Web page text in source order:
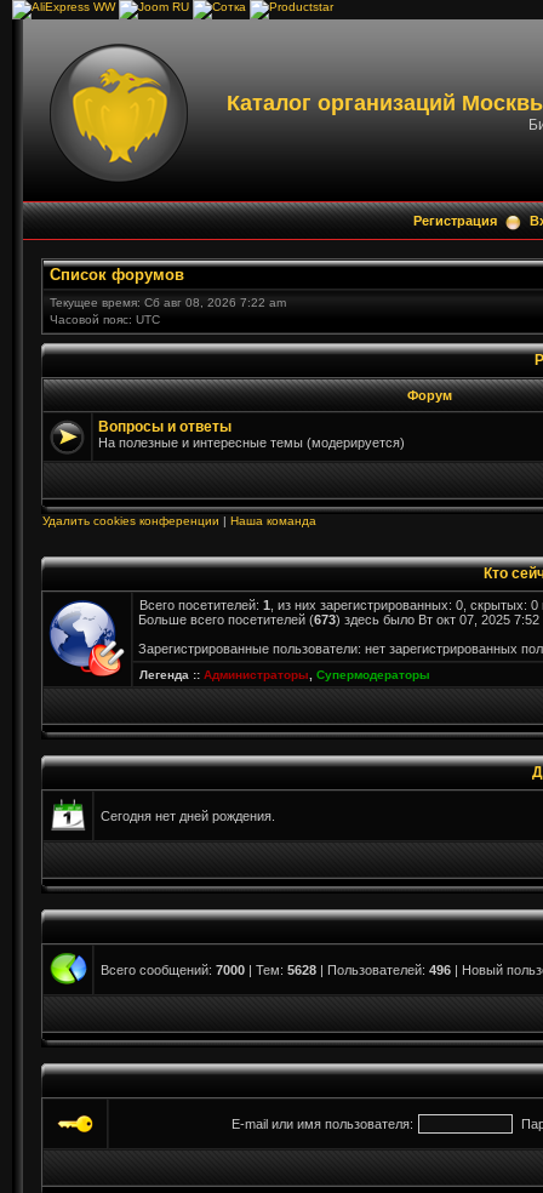
Каталог организаций
Регистрация
Список форумов
Текущее время: Сб авг 08, 2026 7:22 am
Часовой пояс: UTC
Форум
Вопросы и ответы
На полезные и интересные темы (модерируется)
Удалить cookies конференции | Наша команда
Кто
Всего посетителей: 1 , из них зарегистрированных: 0, скрытых:
Больше всего посетителей (673) здесь было Вт окт 07, 2025 7:52
Зарегистрированные пользователи: нет зарегистрированных
Легенда :: Администраторы Супермодераторы
Сегодня нет дней рождения.
Всего сообщений: 7000 | Тем: 5628 | Пользователей: 496 | Новый
E-mail или имя пользователя: